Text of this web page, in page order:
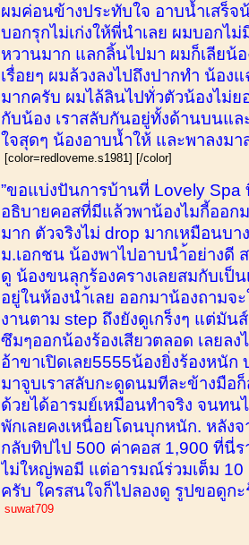
ผมค่อนข้างประทับใจ อาบน้ำเสร็จ
บอกรุกไม่เก่งให้พี่นำเลย ผมบอกไ
หวานมาก แลกลิ้นไปมา ผมก็เลียน้
เรื่อยๆ ผมล้วงลงไปถึงปากทำ น้อ
มากครับ ผมไล้ลินไปทั่วตัวน้องไม่ย
กับน้อง เราสลับกันอยู่ทั้งด้านบนแ
ใจสุดๆ น้องอาบน้ำให้ และพาลง
[color=redloveme.s1981] [/color]
”ขอแบ่งปันการบ้านที่ Lovely Spa
อธิบายคอสที่มีแล้วพาน้องไมกี้ออก
มาก ตัวจริงไม่ drop มากเหมือนบ
ม.เอกชน น้องพาไปอาบนำ้อย่างดี
ดู น้องขนลุกร้องครางเลยสมกับเ
อยู่ในห้องนำ้เลย ออกมาน้องถามจ
งานตาม step ถึงยังดูเกร็งๆ แต่มั
ซึมๆออกน้องร้องเสียวตลอด เลยล
อ้าขาเปิดเลย5555น้องยิ่งร้องหนั
มาจูบเราสลับกะดูดนมทีละข้างมือ
ด้วยได้อารมย์เหมือนทำจริง จนทน
พักเลยคงเหนื่อยโดนบุกหนัก. หลัง
กลับทิปไป 500 ค่าคอส 1,900 ที่นี่
ไม่ใหญ่พอมี แต่อารมณ์ร่วมเต็ม 10
ครับ ใครสนใจก็ไปลองดู รูปขอดูก
suwat709